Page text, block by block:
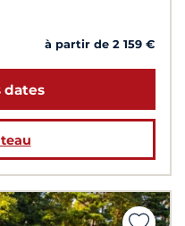
à partir de 2 159 €
dates